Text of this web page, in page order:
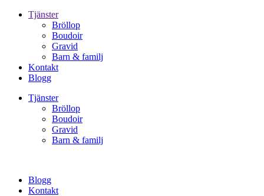
Tjänster
Bröllop
Boudoir
Gravid
Barn & familj
Kontakt
Blogg
Tjänster
Bröllop
Boudoir
Gravid
Barn & familj
Blogg
Kontakt